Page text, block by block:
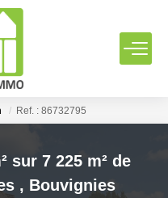
Ref. : 86732795
sur 7 225 m² de
, Bouvignies